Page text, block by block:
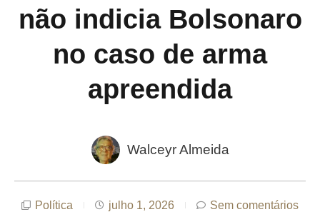
não indicia Bolsonaro
no caso de arma
apreendida
Walceyr Almeida
Política julho 1, 2026 Sem comentários